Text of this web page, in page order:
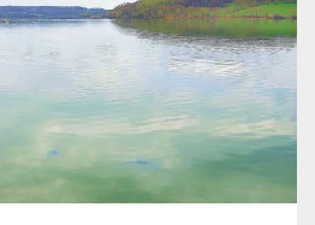
savoir plus